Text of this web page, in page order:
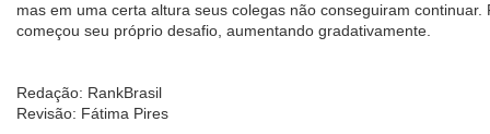
mas em uma certa altura seus colegas não conseguiram continuar.
começou seu próprio desafio, aumentando gradativamente.
Redação: RankBrasil
Revisão: Fátima Pires